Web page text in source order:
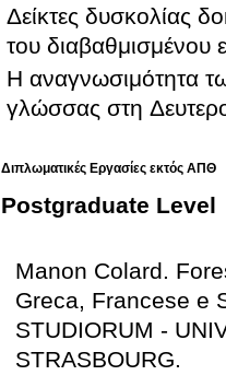
Δείκτες δυσκολίας
του διαβαθμισμένου
Η αναγνωσιμότητα
γλώσσας στη
Διπλωματικές Εργασίες εκτός ΑΠΘ
Postgraduate Level
Manon Colard.
Greca, Francese e
STUDIORUM -
STRASBOURG.